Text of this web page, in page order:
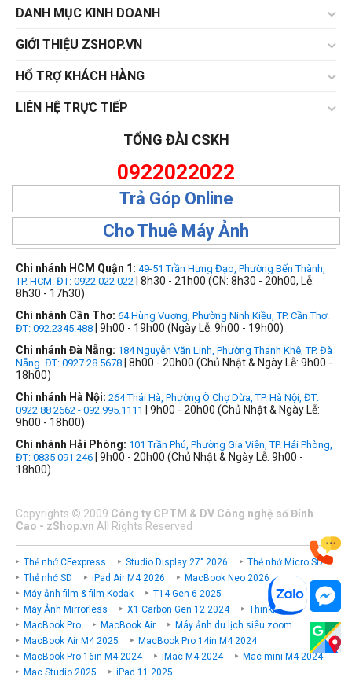
DANH MỤC KINH DOANH
GIỚI THIỆU ZSHOP.VN
HỔ TRỢ KHÁCH HÀNG
LIÊN HỆ TRỰC TIẾP
TỔNG ĐÀI CSKH
0922022022
Trả Góp Online
Cho Thuê Máy Ảnh
Chi nhánh HCM Quận 1: 49-51 Trần Hưng Đạo, Phường Bến Thành,
TP. HCM. ĐT: 0922 022 022 | 8h30 - 21h00 (CN: 8h30 - 20h00, Lễ:
8h30 - 17h30)
Chi nhánh Cần Thơ: 64 Hùng Vương, Phường Ninh Kiều, TP. Cần Thơ.
ĐT: 092.2345.488 | 9h00 - 19h00 (Ngày Lễ: 9h00 - 19h00)
Chi nhánh Đà Nẵng: 184 Nguyễn Văn Linh, Phường Thanh Khê, TP. Đà
Nẵng. ĐT: 0927 28 5678 | 8h00 - 20h00 (Chủ Nhật & Ngày Lễ: 9h00 -
18h00)
Chi nhánh Hà Nội: 264 Thái Hà, Phường Ô Chợ Dừa, TP. Hà Nội, ĐT:
0922 88 2662 - 092.995.1111
| 9h00 - 20h00 (Chủ Nhật & Ngày Lễ:
9h00 - 18h00)
Chi nhánh Hải Phòng: 101 Trần Phú, Phường Gia Viên, TP. Hải Phòng,
ĐT: 0835 091 246 | 9h00 - 20h00 (Chủ Nhật & Ngày Lễ: 9h00 -
18h00)
Copyrights © 2009 Công ty CPTM & DV Công nghệ số Đỉnh
Cao - zShop.vn All Rights Reserved
Thẻ nhớ CFexpress Studio Display 27" 2026
Thẻ nhớ Micro SD
Thẻ nhớ SD
iPad Air M4 2026
MacBook Neo 2026
Máy ảnh film & film Kodak
T14 Gen 6 2025
Máy Ảnh Mirrorless
X1 Carbon Gen 12 2024
ThinkPad P
MacBook Pro
MacBook Air
Máy ảnh du lịch siêu zoom
MacBook Air M4 2025
MacBook Pro 14in M4 2024
MacBook Pro 16in M4 2024
iMac M4 2024
Mac mini M4 2024
Mac Studio 2025
iPad 11 2025